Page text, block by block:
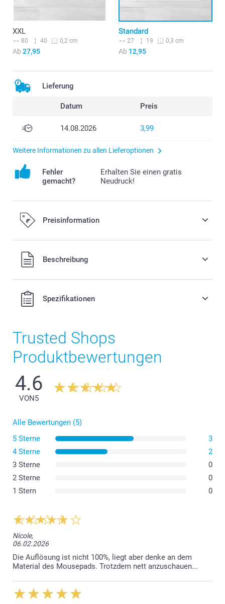
XXL
80 40 0,2 cm
Ab 27,95
Standard
27 19 0,3 cm
Ab 12,95
Lieferung
Datum Preis
14.08.2026 3,99
Weitere Informationen zu allen Lieferoptionen
Fehler
gemacht?
Erhalten Sie einen gratis
Neudruck!
Preisinformation
Alle Preise verstehen sich in EURO (€) inkl. MwSt. und zzgl.
Versandkosten.Beschreibung
Spezifikationen
Trusted Shops
Produktbewertungen
4.6
VON5
Alle Bewertungen (5)
5 Sterne
3
4 Sterne
2
3 Sterne
0
2 Sterne
0
1 Stern
0
Nicole,
06.02.2026
Die Auflösung ist nicht 100%, liegt aber denke an dem
Material des Mousepads. Trotzdem nett anzuschauen...